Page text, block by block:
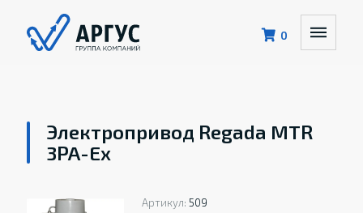
0
Электропривод Regada MTR
3PA-Ex
Артикул: 509